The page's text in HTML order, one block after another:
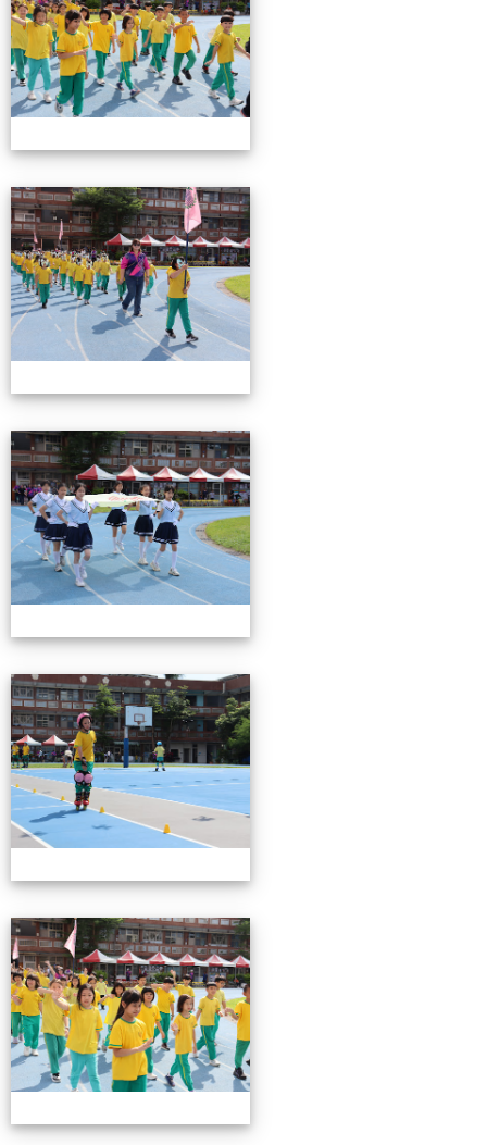
0503運動會花絮-2
0503運動會花絮-2
0503運動會花絮-2
0503運動會花絮-2